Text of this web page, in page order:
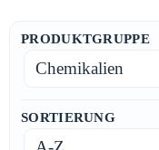
PRODUKTGRUPPE
SORTIERUNG